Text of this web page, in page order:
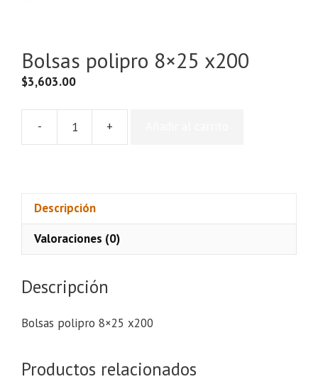
Bolsas polipro 8×25 x200
$3,603.00
- +
Descripción
Valoraciones (0)
Descripción
Bolsas polipro 8×25 x200
Productos relacionados